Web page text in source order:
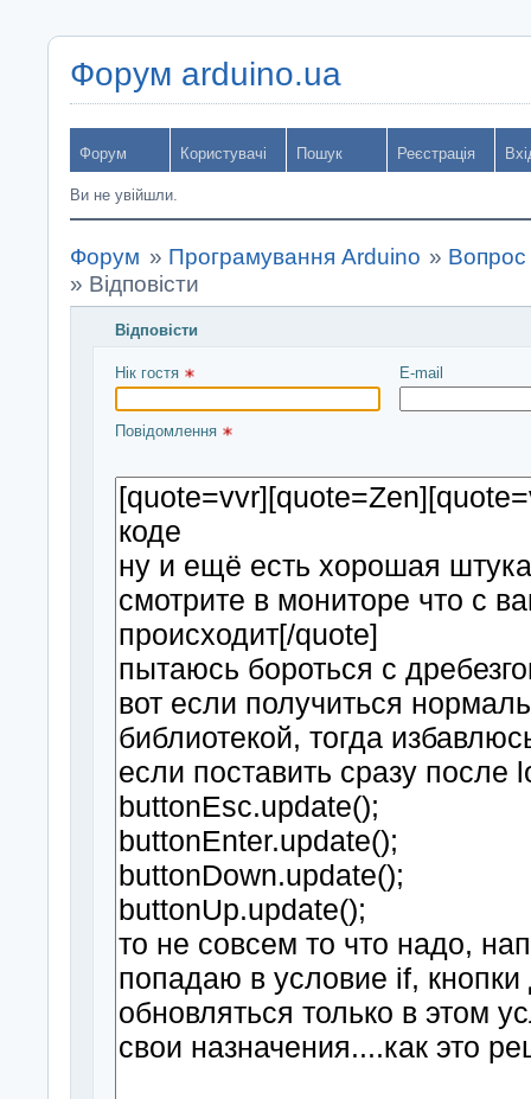
Форум arduino.ua
Форум Користувачі Пошук Реєстрація
Ви не увійшли.
Форум » Програмування Arduino » Вопрос
» Відповісти
Відповісти
Введіть повідомлення і натисніть Надіслати
Нік гостя E-mail
Повідомлення